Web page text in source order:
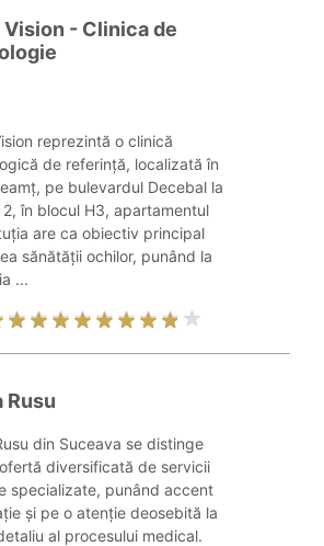
- Clinica de
reprezintă o clinică
de referință, localizată în
pe bulevardul Decebal la
2, în blocul H3, apartamentul
are ca obiectiv principal
sănătății ochilor, punând la
...
Rusu
din Suceava se distinge
diversificată de servicii
specializate, punând accent
și pe o atenție deosebită la
al procesului medical.